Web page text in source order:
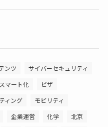
ンツ
サイバーセキュリティ
スマート化
ビザ
ィング
モビリティ
企業運営 化学
北京